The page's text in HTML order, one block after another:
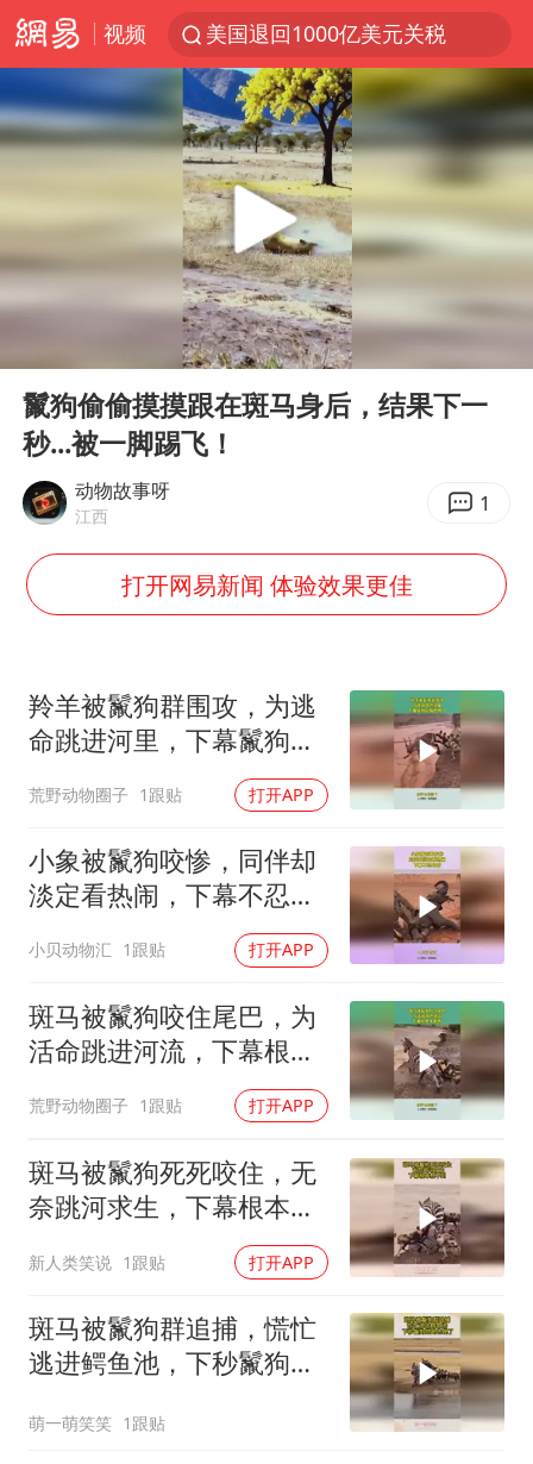
视频
美国退回1000亿美元关税
顾客结账把钱扔地上 服务员霸气扔回
38岁山东财大教授刘海明逝世
台风白海豚或在华东沿海登陆
香港殿堂级填词人黎彼得因病离世 终年76岁
FIFA官方支持因凡蒂诺
弹药库存告急 美军补货难
沙特否认与胡塞武装举行会谈
多专业取消艺考 文化工作者要有文化
南太行山失联女孩最后信号不在山林
Play
鬣狗偷偷摸摸跟在斑马身后，结果下一
秒...被一脚踢飞！
动物故事呀
江西 1
打开网易新闻 体验效果更佳
羚羊被鬣狗群围攻，为逃
命跳进河里，下幕鬣狗后
荒野动物圈子 1跟贴 打开APP
小象被鬣狗咬惨，同伴却
淡定看热闹，下幕不忍心
小贝动物汇 1跟贴 打开APP
斑马被鬣狗咬住尾巴，为
活命跳进河流，下幕根本
荒野动物圈子 1跟贴 打开APP
斑马被鬣狗死死咬住，无
奈跳河求生，下幕根本想
新人类笑说 1跟贴 打开APP
斑马被鬣狗群追捕，慌忙
逃进鳄鱼池，下秒鬣狗想
萌一萌笑笑 1跟贴